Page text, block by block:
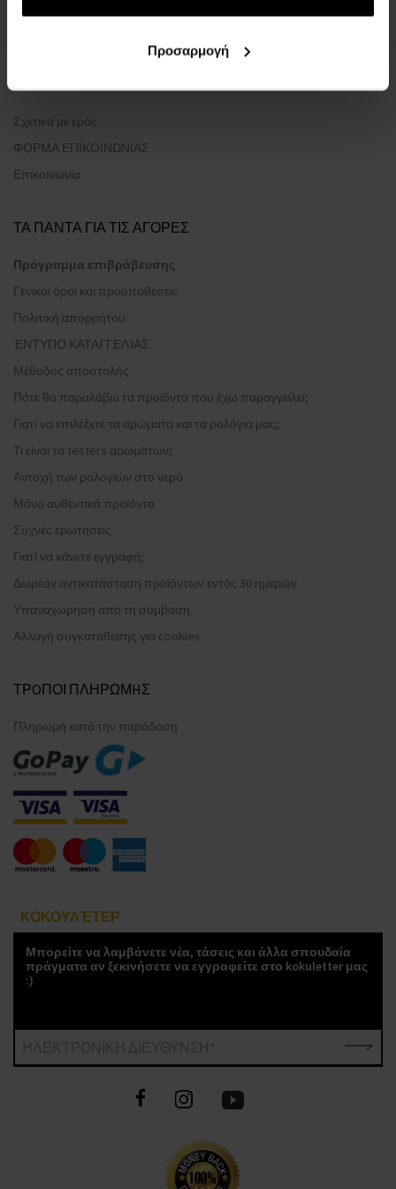
Προσαρμογή
Σχετικά με εμάς
ΦΟΡΜΑ ΕΠΙΚΟΙΝΩΝΙΑΣ
Επικοινωνία
ΤΑ ΠΑΝΤΑ ΓΙΑ ΤΙΣ ΑΓΟΡΕΣ
Πρόγραμμα επιβράβευσης
Γενικοί όροι και προϋποθέσεις
Πολιτική απορρήτου
ΈΝΤΥΠΟ ΚΑΤΑΓΓΕΛΊΑΣ
Μέθοδος αποστολής
Πότε θα παραλάβω τα προϊόντα που έχω παραγγείλει;
Γιατί να επιλέξετε τα αρώματα και τα ρολόγια μας;
Τι είναι τα testers αρωμάτων;
Αντοχή των ρολογιών στο νερό
Μόνο αυθεντικά προϊόντα
Συχνές ερωτήσεις
Γιατί να κάνετε εγγραφή;
Δωρεάν αντικατάσταση προϊόντων εντός 30 ημερών
Υπαναχώρηση από τη σύμβαση
Αλλαγή συγκατάθεσης για cookies
ΤΡOΠΟΙ ΠΛΗΡΩΜHΣ
Πληρωμή κατά την παράδοση
ΚΟΚΟΥΛΈΤΕΡ
Μπορείτε να λαμβάνετε νέα, τάσεις και άλλα σπουδαία
πράγματα αν ξεκινήσετε να εγγραφείτε στο kokuletter μας
:)